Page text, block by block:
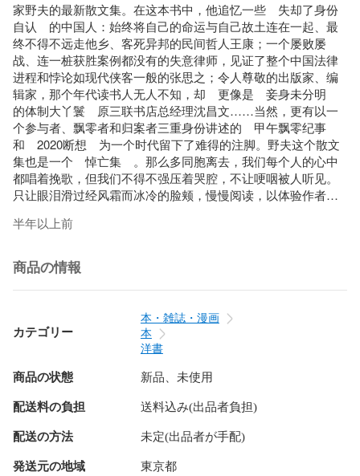
家野夫的最新散文集。在这本书中，他追忆一些　失却了身份
自认　的中国人：始终将自己的命运与自己故土连在一起、最
终不得不远走他乡、客死异邦的民间哲人王康；一个屡败屡
战、连一桩获胜案例都没有的失意律师，见证了整个中国法律
进程和悖论如现代侠客一般的张思之；令人尊敬的出版家、编
辑家，那个年代读书人无人不知，却　更像是　妾身未分明
的体制大丫鬟　原三联书店总经理沈昌文……当然，更有以一
个参与者、飘零者和归案者三重身份讲述的　甲午飘零纪事
和　2020断想　为一个时代留下了难得的注脚。野夫这个散文
集也是一个　悼亡集　。那么多同胞离去，我们每个人的心中
都唱着挽歌，但我们不得不强压着哭腔，不让哽咽被人听见。
只让眼泪滑过经风霜而冰冷的脸颊，慢慢阅读，以体验作者心
代的温存与念想。
目次：
甲午飘零纪事
没有死亡，只是消失……
哲人其萎　王者日帰
故山知好在，孤客自悲凉
平生无负是书商
青简血痕留劫灰
布拉格怀想
阳明远望忆晶文
白髪考古懐旧游
冬天的巫祝
半年以上前
商品の情報
カテゴリー
本・雑誌・漫画
本
洋書
商品の状態 新品、未使用
配送料の負担 送料込み(出品者負担)
配送の方法 未定(出品者が手配)
発送元の地域 東京都